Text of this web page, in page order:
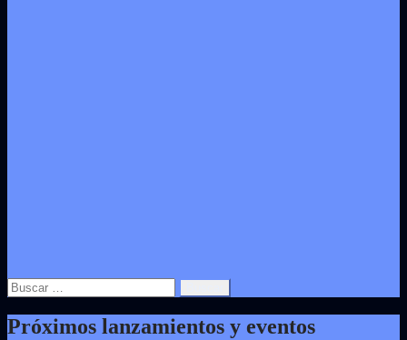
Buscar:
Próximos lanzamientos y eventos